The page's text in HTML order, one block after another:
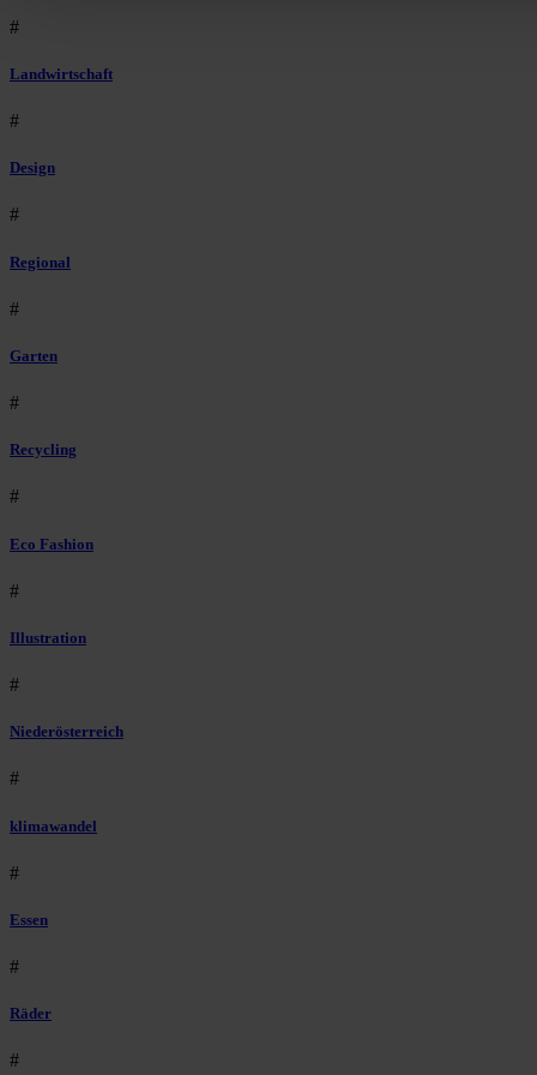
#
Landwirtschaft
#
Design
#
Regional
#
Garten
#
Recycling
#
Eco Fashion
#
Illustration
#
Niederösterreich
#
klimawandel
#
Essen
#
Räder
#